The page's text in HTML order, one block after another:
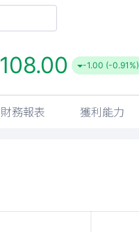
108.00 -1.00 (-0.91%)
財務報表 獲利能力